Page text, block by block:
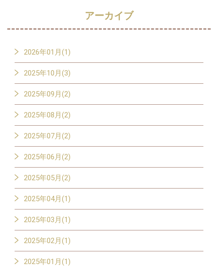
アーカイブ
2026年01月(1)
2025年10月(3)
2025年09月(2)
2025年08月(2)
2025年07月(2)
2025年06月(2)
2025年05月(2)
2025年04月(1)
2025年03月(1)
2025年02月(1)
2025年01月(1)